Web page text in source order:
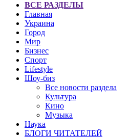
ВСЕ РАЗДЕЛЫ
Главная
Украина
Город
Мир
Бизнес
Спорт
Lifestyle
Шоу-биз
Все новости раздела
Культура
Кино
Музыка
Наука
БЛОГИ ЧИТАТЕЛЕЙ